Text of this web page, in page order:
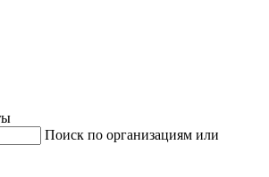
Поиск по организациям или